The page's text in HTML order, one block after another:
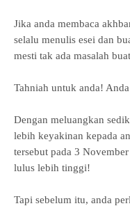
Jika anda membaca
selalu menulis esei dan
mesti tak ada masalah
Tahniah untuk anda!
Dengan meluangkan
lebih keyakinan kepada
tersebut pada 3
lulus lebih tinggi!
Tapi sebelum itu, anda